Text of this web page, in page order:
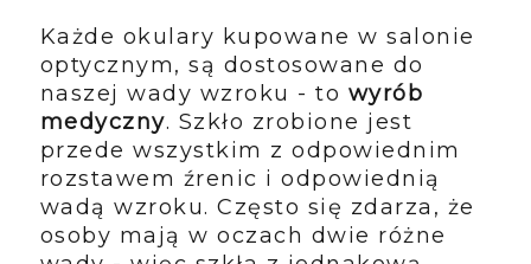
Każde okulary kupowane w salonie
optycznym, są dostosowane do
naszej wady wzroku - to wyrób
medyczny. Szkło zrobione jest
przede wszystkim z odpowiednim
rozstawem źrenic i odpowiednią
wadą wzroku. Często się zdarza, że
osoby mają w oczach dwie różne